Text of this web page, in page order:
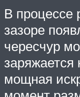
В процессе
зазоре
чересчур
заряжается
мощная